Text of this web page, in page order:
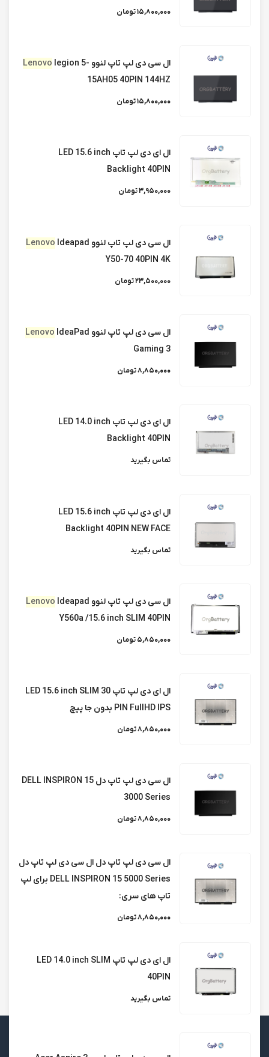
15,800,000 تومان
ال سی دی لپ تاپ لنوو Lenovo legion 5-
15AH05 40PIN 144HZ
15,800,000 تومان
ال ای دی لپ تاپ LED 15.6 inch
Backlight 40PIN
3,950,000 تومان
ال سی دی لپ تاپ لنوو Lenovo Ideapad
Y50-70 40PIN 4K
23,500,000 تومان
ال سی دی لپ تاپ لنوو Lenovo IdeaPad
Gaming 3
8,850,000 تومان
ال ای دی لپ تاپ LED 14.0 inch
Backlight 40PIN
تماس بگیرید
ال ای دی لپ تاپ LED 15.6 inch
Backlight 40PIN NEW FACE
تماس بگیرید
ال سی دی لپ تاپ لنوو Lenovo Ideapad
Y560a /15.6 inch SLIM 40PIN
5,850,000 تومان
ال ای دی لپ تاپ LED 15.6 inch SLIM 30
PIN FullHD IPS بدون جا پیچ
8,850,000 تومان
ال سی دی لپ تاپ دل DELL INSPIRON 15
3000 Series
8,850,000 تومان
ال سی دی لپ تاپ دل ال سی دی لپ تاپ دل
DELL INSPIRON 15 5000 Series برای لپ
تاپ های سری:
8,850,000 تومان
ال ای دی لپ تاپ LED 14.0 inch SLIM
40PIN
تماس بگیرید
FULLHD
ال ای دی لپ تاپ لنوو LENOVO IdeaPad
ال ای دی لپ تاپ لنوو LENOVO V330 15inch
FullHD
ال ای دی لپ تاپ لنوو LENOVO IDEAPAD
320/IP320 15inch FullHD
520/IP520 series
ال سی دی لپ تاپ لنوو LENOVO IDEAPAD
ال ای دی لپ تاپ لنوو LENOVO G50-70
ال ای دی لپ تاپ لنوو LENOVO IdeaPad V310
ال ای دی لپ تاپ Lenovo Thinkbook 15 g2-
15itl
ال ای دی لپ تاپ لنوو LENOVO IdeaPad G505
ال ای دی لپ تاپ لنوو LENOVO IdeaPad
ال ای دی لپ تاپ لنوو LENOVO V330 15inch
15inch
1
2
21
-
40از83